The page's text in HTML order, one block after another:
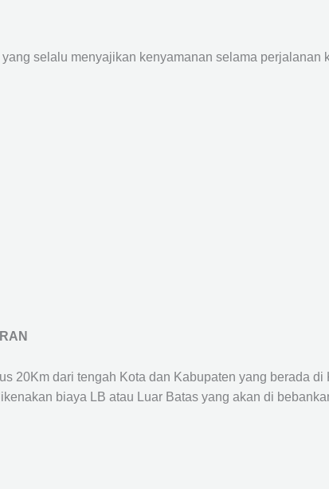
selalu menyajikan kenyamanan selama
20Km dari tengah Kota dan Kabupaten yang berada
biaya LB atau Luar Batas yang akan di